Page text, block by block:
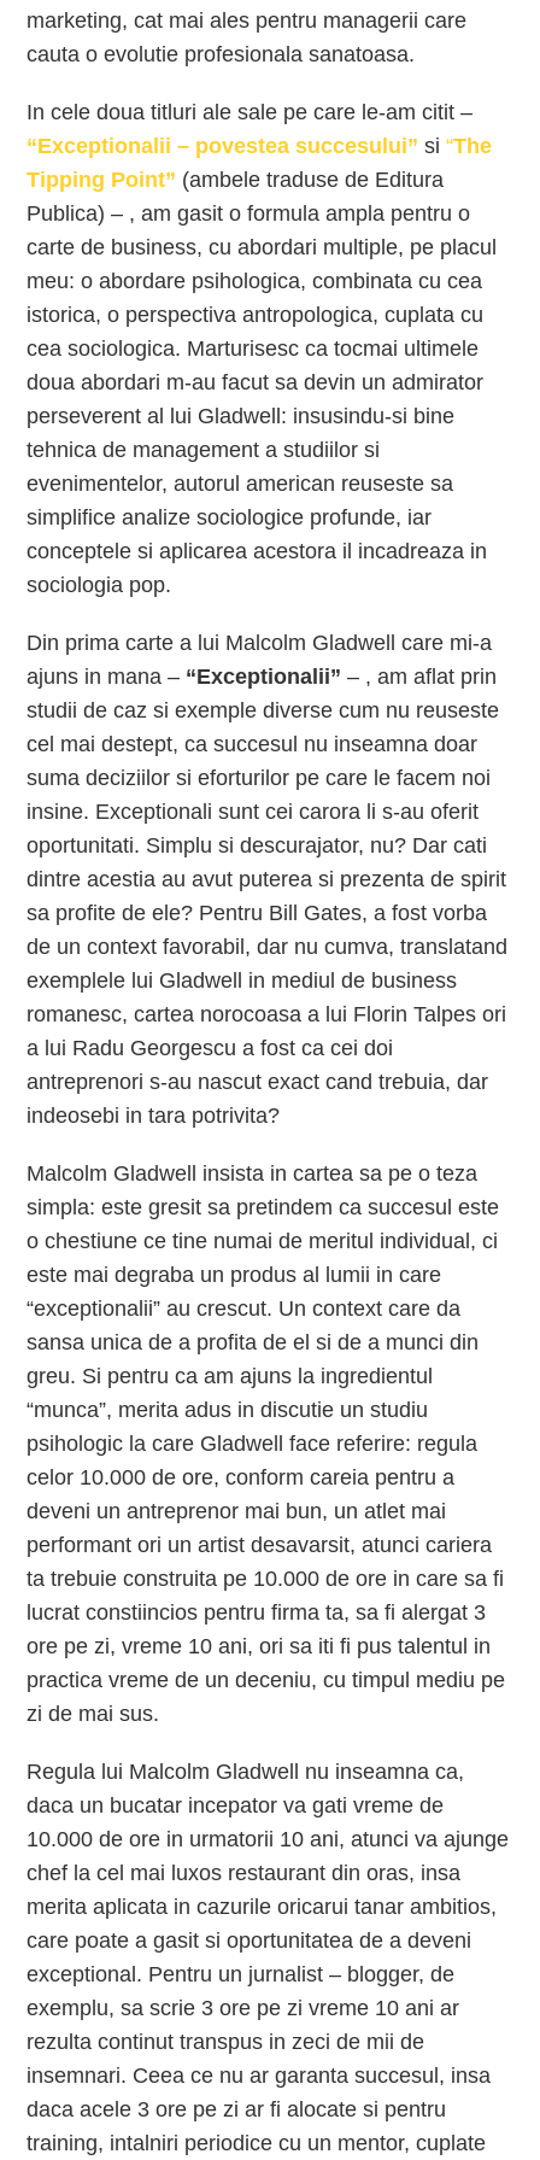
marketing, cat mai ales pentru managerii care
cauta o evolutie profesionala sanatoasa.
In cele doua titluri ale sale pe care le-am citit –
“Exceptionalii – povestea succesului” si“The
Tipping Point” (ambele traduse de Editura
Publica) – , am gasit o formula ampla pentru o
carte de business, cu abordari multiple, pe placul
meu: o abordare psihologica, combinata cu cea
istorica, o perspectiva antropologica, cuplata cu
cea sociologica. Marturisesc ca tocmai ultimele
doua abordari m-au facut sa devin un admirator
perseverent al lui Gladwell: insusindu-si bine
tehnica de management a studiilor si
evenimentelor, autorul american reuseste sa
simplifice analize sociologice profunde, iar
conceptele si aplicarea acestora il incadreaza in
sociologia pop.
Din prima carte a lui Malcolm Gladwell care mi-a
ajuns in mana – “Exceptionalii” – , am aflat prin
studii de caz si exemple diverse cum nu reuseste
cel mai destept, ca succesul nu inseamna doar
suma deciziilor si eforturilor pe care le facem noi
insine. Exceptionali sunt cei carora li s-au oferit
oportunitati. Simplu si descurajator, nu? Dar cati
dintre acestia au avut puterea si prezenta de spirit
sa profite de ele? Pentru Bill Gates, a fost vorba
de un context favorabil, dar nu cumva, translatand
exemplele lui Gladwell in mediul de business
romanesc, cartea norocoasa a lui Florin Talpes ori
a lui Radu Georgescu a fost ca cei doi
antreprenori s-au nascut exact cand trebuia, dar
indeosebi in tara potrivita?
Malcolm Gladwell insista in cartea sa pe o teza
simpla: este gresit sa pretindem ca succesul este
o chestiune ce tine numai de meritul individual, ci
este mai degraba un produs al lumii in care
“exceptionalii” au crescut. Un context care da
sansa unica de a profita de el si de a munci din
greu. Si pentru ca am ajuns la ingredientul
“munca”, merita adus in discutie un studiu
psihologic la care Gladwell face referire: regula
celor 10.000 de ore, conform careia pentru a
deveni un antreprenor mai bun, un atlet mai
performant ori un artist desavarsit, atunci cariera
ta trebuie construita pe 10.000 de ore in care sa fi
lucrat constiincios pentru firma ta, sa fi alergat 3
ore pe zi, vreme 10 ani, ori sa iti fi pus talentul in
practica vreme de un deceniu, cu timpul mediu pe
zi de mai sus.
Regula lui Malcolm Gladwell nu inseamna ca,
daca un bucatar incepator va gati vreme de
10.000 de ore in urmatorii 10 ani, atunci va ajunge
chef la cel mai luxos restaurant din oras, insa
merita aplicata in cazurile oricarui tanar ambitios,
care poate a gasit si oportunitatea de a deveni
exceptional. Pentru un jurnalist – blogger, de
exemplu, sa scrie 3 ore pe zi vreme 10 ani ar
rezulta continut transpus in zeci de mii de
insemnari. Ceea ce nu ar garanta succesul, insa
daca acele 3 ore pe zi ar fi alocate si pentru
training, intalniri periodice cu un mentor, cuplate